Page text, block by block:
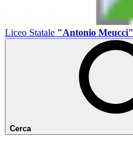
Liceo Statale "Antonio Meucci"
Cerca